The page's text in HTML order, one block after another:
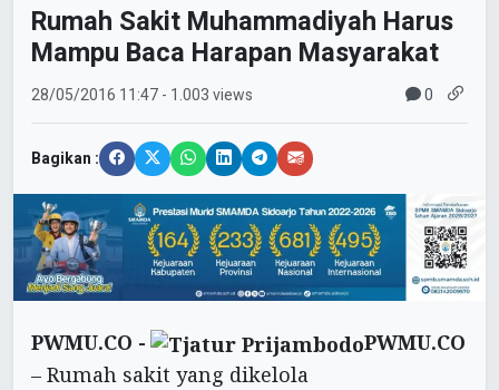
Rumah Sakit Muhammadiyah Harus
Mampu Baca Harapan Masyarakat
28/05/2016 11:47- 1.003 views 0
Bagikan :
PWMU.CO -
PWMU.CO
– Rumah sakit yang dikelola